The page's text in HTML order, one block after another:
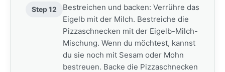
Step 12
Bestreichen und backen: Verrühre das
Eigelb mit der Milch. Bestreiche die
Pizzaschnecken mit der Eigelb-Milch-
Mischung. Wenn du möchtest, kannst
du sie noch mit Sesam oder Mohn
bestreuen. Backe die Pizzaschnecken